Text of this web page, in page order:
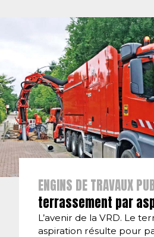
ENGINS DE TRAVAUX
terrassement par
L’avenir de la VRD. Le
aspiration résulte pour